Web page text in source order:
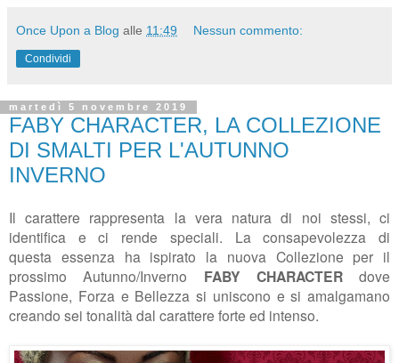
Once Upon a Blog alle 11:49 Nessun commento:
Condividi
martedì 5 novembre 2019
FABY CHARACTER, LA COLLEZIONE
DI SMALTI PER L'AUTUNNO
INVERNO
Il carattere rappresenta la vera natura di noi stessi, ci
identifica e ci rende speciali. La consapevolezza di
questa essenza ha ispirato la nuova Collezione per il
prossimo Autunno/Inverno FABY CHARACTERdove
Passione, Forza e Bellezza si uniscono e si amalgamano
creando sei tonalità dal carattere forte ed intenso.